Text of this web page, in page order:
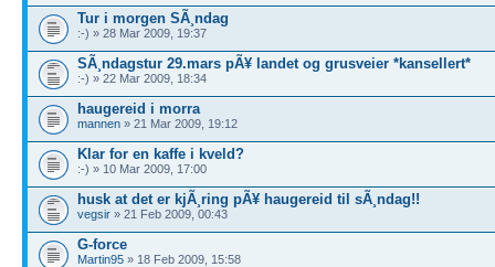
Tur i morgen SÃ¸ndag
:-) » 28 Mar 2009, 19:37
SÃ¸ndagstur 29.mars pÃ¥ landet og grusveier *kansellert*
:-) » 22 Mar 2009, 18:34
haugereid i morra
mannen » 21 Mar 2009, 19:12
Klar for en kaffe i kveld?
:-) » 10 Mar 2009, 17:00
husk at det er kjÃ¸ring pÃ¥ haugereid til sÃ¸ndag!!
vegsir » 21 Feb 2009, 00:43
G-force
Martin95 » 18 Feb 2009, 15:58